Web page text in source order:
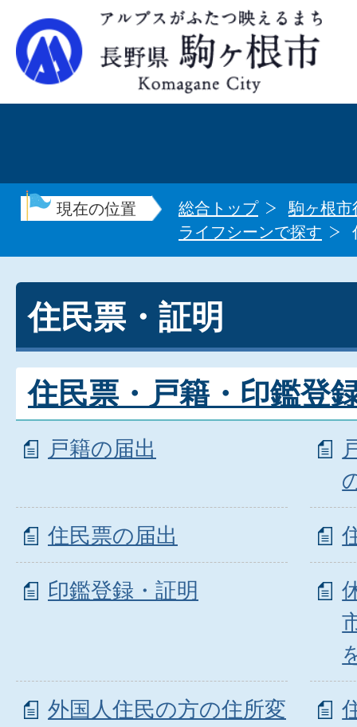
現在の位置 総合トップ
駒ヶ根市
ライフシーンで探す
住民票・証明
住民票・戸籍・印鑑登
戸籍の届出
住民票の届出
印鑑登録・証明
外国人住民の方の住所変